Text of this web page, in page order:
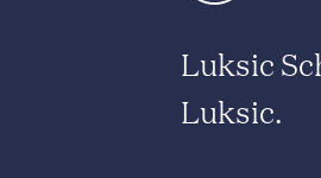
Luksic
Luksic.